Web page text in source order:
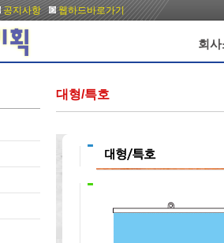
공지사항 웹하드바로가기
회
대형/특호